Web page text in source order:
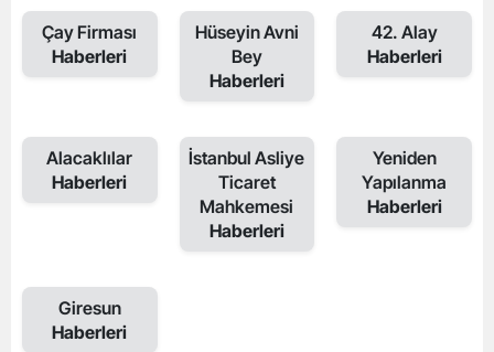
Çay Firması
Haberleri
Hüseyin Avni
Bey
Haberleri
42. Alay
Haberleri
Alacaklılar
Haberleri
İstanbul Asliye
Ticaret
Mahkemesi
Haberleri
Yeniden
Yapılanma
Haberleri
Giresun
Haberleri